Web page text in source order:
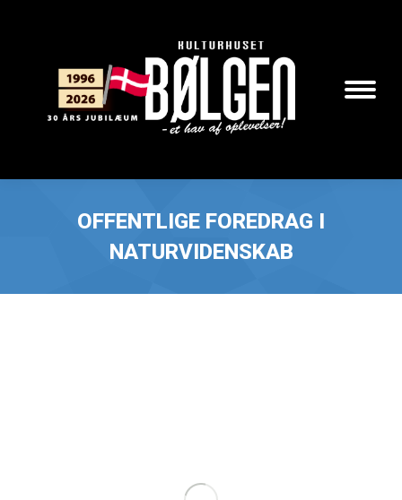
Search:
OFFENTLIGE FOREDRAG I
NATURVIDENSKAB